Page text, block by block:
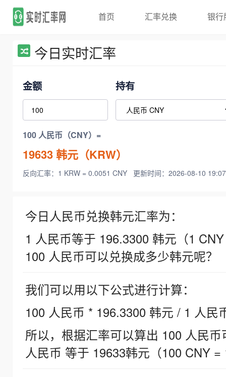
首页 汇率兑换 银行
今日实时汇率
金额 持有
100 人民币（CNY）=
19633韩元（KRW）
反向汇率：1 KRW = 0.0051 CNY 更新时间：2026-08-10
今日人民币兑换韩元汇率为：
1 人民币等于 196.3300 韩元（1
100 人民币可以兑换成多少韩元呢？
我们可以用以下公式进行计算：
100 人民币 * 196.3300 韩元 / 1 人民
所以，根据汇率可以算出 100 人民
人民币 等于 19633韩元（100 CNY =